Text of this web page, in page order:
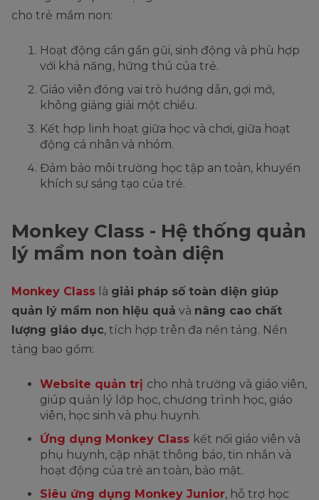
cho trẻ mầm non:
Hoạt động cần gần gũi, sinh động và phù hợp
với khả năng, hứng thú của trẻ.
Giáo viên đóng vai trò hướng dẫn, gợi mở,
không giảng giải một chiều.
Kết hợp linh hoạt giữa học và chơi, giữa hoạt
động cá nhân và nhóm.
Đảm bảo môi trường học tập an toàn, khuyến
khích sự sáng tạo của trẻ.
Monkey Class - Hệ thống quản
lý mầm non toàn diện
Monkey Class là giải pháp số toàn diện giúp
quản lý mầm non hiệu quả và nâng cao chất
lượng giáo dục, tích hợp trên đa nền tảng. Nền
tảng bao gồm:
Website quản trị cho nhà trường và giáo viên,
giúp quản lý lớp học, chương trình học, giáo
viên, học sinh và phụ huynh.
Ứng dụng Monkey Class kết nối giáo viên và
phụ huynh, cập nhật thông báo, tin nhắn và
hoạt động của trẻ an toàn, bảo mật.
Siêu ứng dụng Monkey Junior, hỗ trợ học